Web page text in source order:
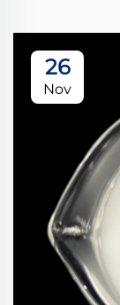
26
Nov